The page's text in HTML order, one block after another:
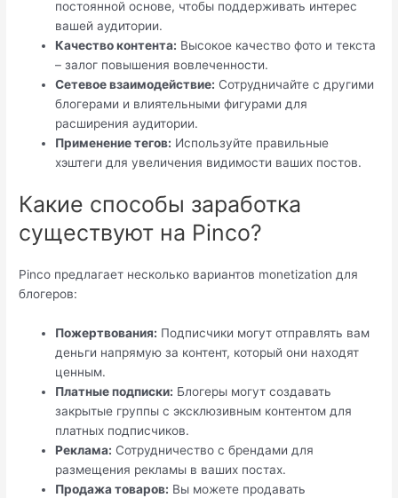
постоянной основе, чтобы поддерживать интерес
вашей аудитории.
Качество контента: Высокое качество фото и текста
– залог повышения вовлеченности.
Сетевое взаимодействие: Сотрудничайте с другими
блогерами и влиятельными фигурами для
расширения аудитории.
Применение тегов: Используйте правильные
хэштеги для увеличения видимости ваших постов.
Какие способы заработка
существуют на Pinco?
Pinco предлагает несколько вариантов monetization для
блогеров:
Пожертвования: Подписчики могут отправлять вам
деньги напрямую за контент, который они находят
ценным.
Платные подписки: Блогеры могут создавать
закрытые группы с эксклюзивным контентом для
платных подписчиков.
Реклама: Сотрудничество с брендами для
размещения рекламы в ваших постах.
Продажа товаров: Вы можете продавать